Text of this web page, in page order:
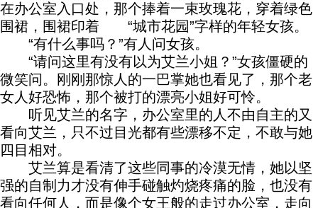
在办公室入口处，那个捧着一束玫瑰花，穿着绿色
围裙，围裙印着 “城市花园”字样的年轻女孩。
“有什么事吗？”有人问女孩。
“请问这里有没有以为艾兰小姐？”女孩僵硬的
微笑问。刚刚那惊人的一巴掌她也看见了，那个老
女人好恐怖，那个被打的漂亮小姐好可怜。
听见艾兰的名字，办公室里的人不由自主的又
看向艾兰，只不过目光都有些漂移不定，不敢与她
四目相对。
艾兰算是看清了这些同事的冷漠无情，她以坚
强的自制力才没有伸手碰触灼烧疼痛的脸，也没有
看向任何人，而是像个女王般的走过办公室，走向